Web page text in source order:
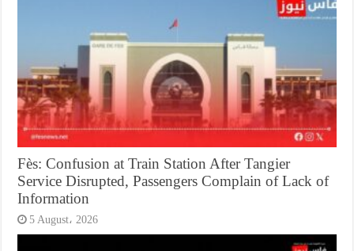
Fès: Confusion at Train Station After Tangier
Service Disrupted, Passengers Complain of Lack of
Information
5 August، 2026